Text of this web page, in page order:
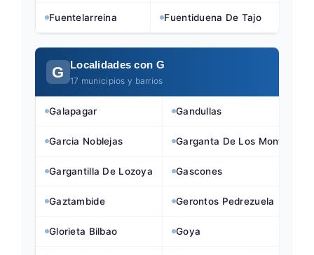
Fuentelarreina Fuentiduena De Tajo
G Localidades con G
17 municipios y barrios
Galapagar Gandullas
Garcia Noblejas Garganta De Los Montes
Gargantilla De Lozoya Gascones
Gaztambide Gerontos Pedrezuela
Glorieta Bilbao Goya